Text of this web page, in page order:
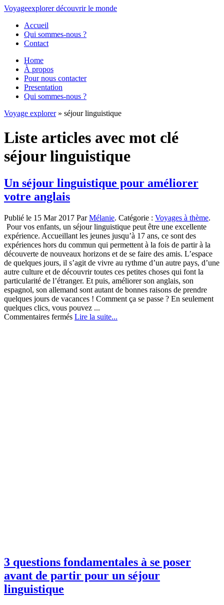
Voyageexplorer découvrirle monde
Accueil
Qui sommes-nous ?
Contact
Home
À propos
Pour nous contacter
Presentation
Qui sommes-nous ?
Voyage explorer» séjour linguistique
Liste articles avec mot clé
séjour linguistique
Un séjour linguistique pour améliorer
votre anglais
Publié le 15 Mar 2017 ParMélanie. Catégorie : Voyages à thème.
Pour vos enfants, un séjour linguistique peut être une excellente
expérience. Accueillant les jeunes jusqu’à 17 ans, ce sont des
expériences hors du commun qui permettent à la fois de partir à la
découverte de nouveaux horizons et de se faire des amis. L’espace
de quelques jours, il s’agit de vivre au rythme d’un autre pays, d’une
autre culture et de découvrir toutes ces petites choses qui font la
particularité de l’étranger. Et puis, améliorer son anglais, son
espagnol, son allemand sont autant de bonnes raisons de prendre
quelques jours de vacances ! Comment ça se passe ? En seulement
quelques clics, vous pouvez ...
Commentaires ferméssur
Lire la suite...
3 questions fondamentales à se poser
avant de partir pour un séjour
linguistique